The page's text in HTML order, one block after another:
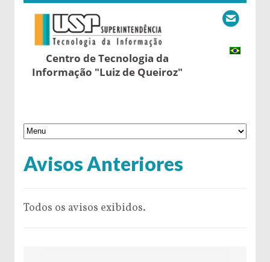
Centro de Tecnologia da
Informação "Luiz de Queiroz"
Avisos Anteriores
Todos os avisos exibidos.